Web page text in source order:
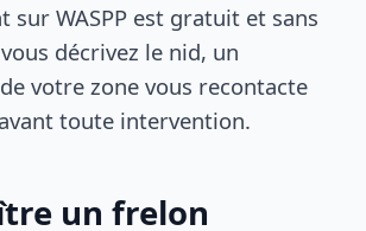
sur WASPP est gratuit et sans
décrivez le nid, un
votre zone vous recontacte
toute intervention.
un frelon